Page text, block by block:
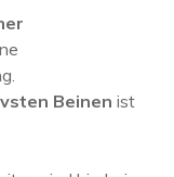
Beinen ist